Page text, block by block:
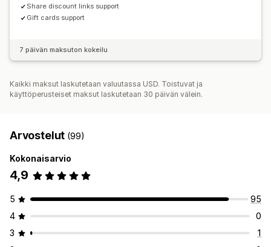
Share discount links support
Gift cards support
7 päivän maksuton kokeilu
Kaikki maksut laskutetaan valuutassa USD. Toistuvat ja
käyttöperusteiset maksut laskutetaan 30 päivän välein.
Arvostelut (99)
Kokonaisarvio
4,9
5
95
4
0
3
1